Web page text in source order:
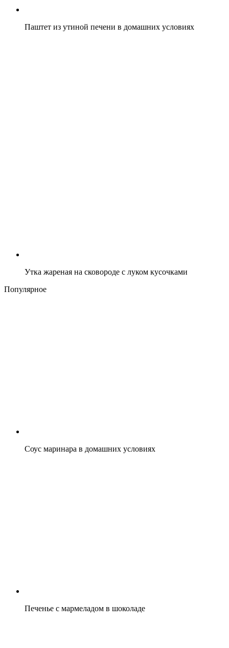
Паштет из утиной печени в домашних условиях
Утка жареная на сковороде с луком кусочками
Популярное
Соус маринара в домашних условиях
Печенье с мармеладом в шоколаде